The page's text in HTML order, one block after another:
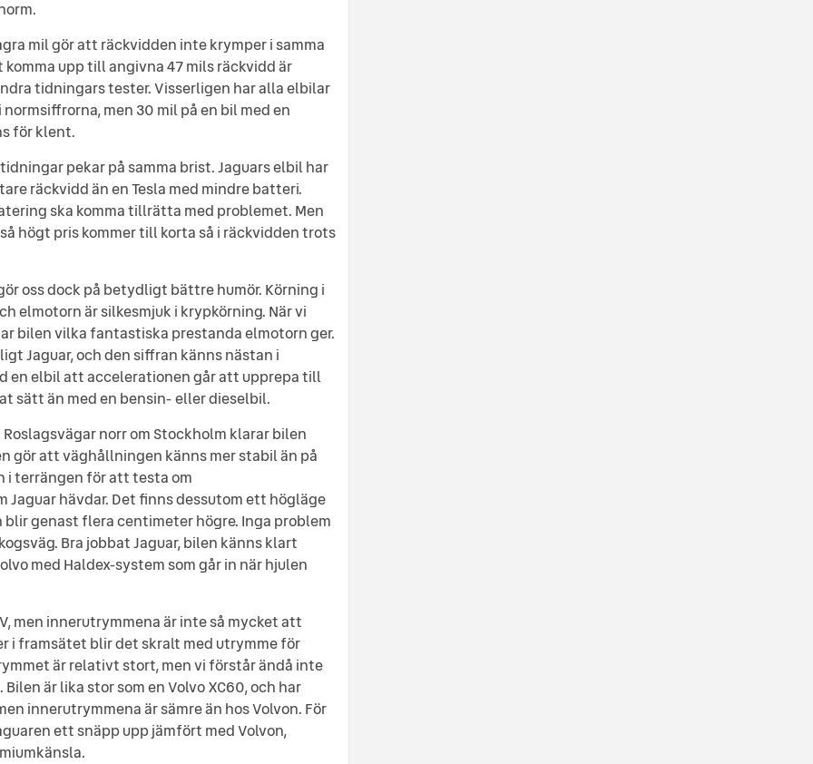
mil gör att räckvidden inte krymper i samma
upp till angivna 47 mils räckvidd är
tidningars tester. Visserligen har alla elbilar
men 30 mil på en bil med en
för klent.
pekar på samma brist. Jaguars elbil har
räckvidd än en Tesla med mindre batteri.
ska komma tillrätta med problemet. Men
högt pris kommer till korta så i räckvidden trots
oss dock på betydligt bättre humör. Körning i
elmotorn är silkesmjuk i krypkörning. När vi
bilen vilka fantastiska prestanda elmotorn ger.
Jaguar, och den siffran känns nästan i
en elbil att accelerationen går att upprepa till
sätt än med en bensin- eller dieselbil.
norr om Stockholm klarar bilen
gör att väghållningen känns mer stabil än på
i terrängen för att testa om
Jaguar hävdar. Det finns dessutom ett högläge
genast flera centimeter högre. Inga problem
Bra jobbat Jaguar, bilen känns klart
med Haldex-system som går in när hjulen
men innerutrymmena är inte så mycket att
i framsätet blir det skralt med utrymme för
är relativt stort, men vi förstår ändå inte
är lika stor som en Volvo XC60, och har
innerutrymmena är sämre än hos Volvon. För
ett snäpp upp jämfört med Volvon,